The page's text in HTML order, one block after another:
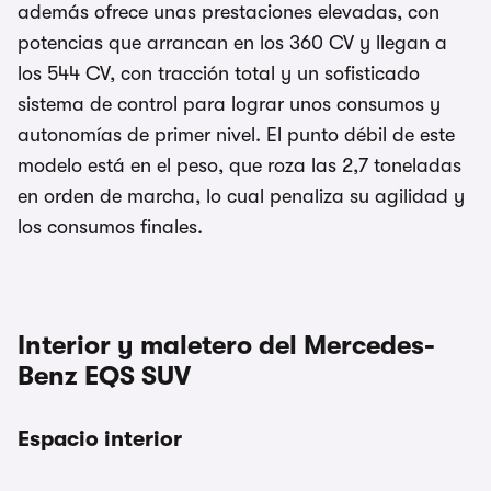
además ofrece unas prestaciones elevadas, con
potencias que arrancan en los 360 CV y llegan a
los 544 CV, con tracción total y un sofisticado
sistema de control para lograr unos consumos y
autonomías de primer nivel. El punto débil de este
modelo está en el peso, que roza las 2,7 toneladas
en orden de marcha, lo cual penaliza su agilidad y
los consumos finales.
Interior y maletero del Mercedes-
Benz EQS SUV
Espacio interior